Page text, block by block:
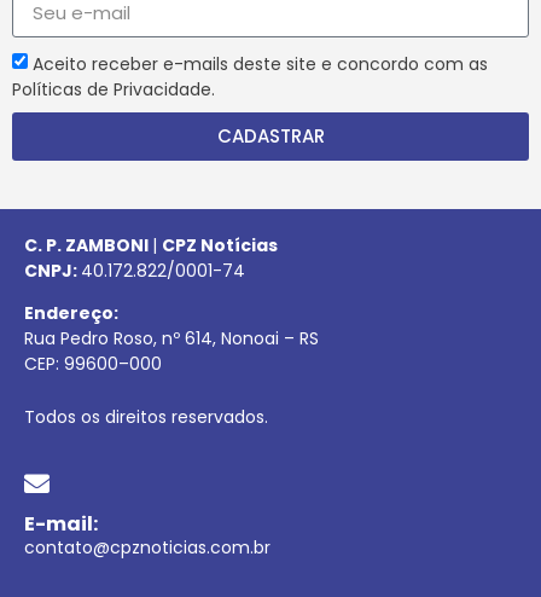
Aceito receber e-mails deste site e concordo com as
Políticas de Privacidade.
CADASTRAR
C. P. ZAMBONI | CPZ Notícias
CNPJ: 40.172.822/0001-74
Endereço:
Rua Pedro Roso, nº 614, Nonoai – RS
CEP: 99600–000
Todos os direitos reservados.
E-mail:
contato@cpznoticias.com.br